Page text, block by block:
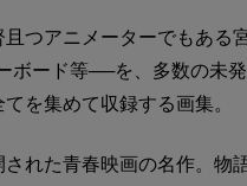
つアニメーターでもある
ボード等──を、多数の未
を集めて収録する画集。
された青春映画の名作。物